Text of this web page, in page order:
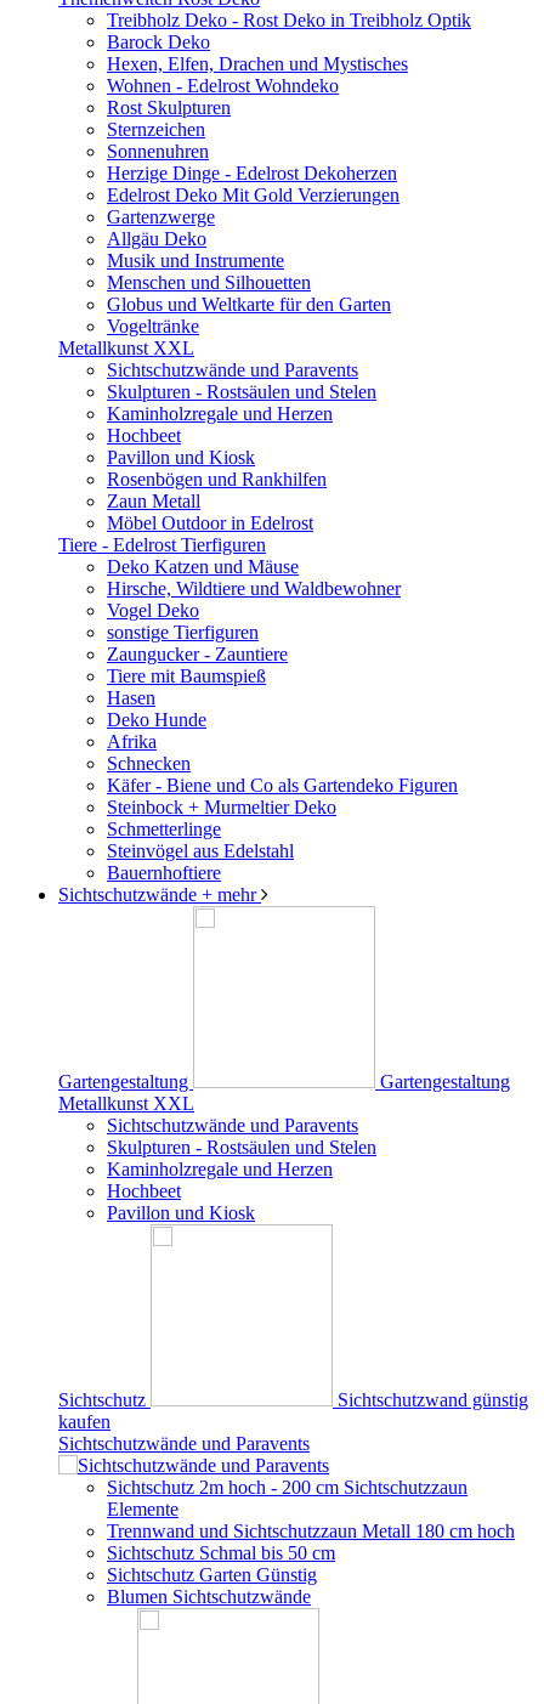
Treibholz Deko - Rost Deko in Treibholz Optik
Barock Deko
Hexen, Elfen, Drachen und Mystisches
Wohnen - Edelrost Wohndeko
Rost Skulpturen
Sternzeichen
Sonnenuhren
Herzige Dinge - Edelrost Dekoherzen
Edelrost Deko Mit Gold Verzierungen
Gartenzwerge
Allgäu Deko
Musik und Instrumente
Menschen und Silhouetten
Globus und Weltkarte für den Garten
Vogeltränke
Metallkunst XXL
Sichtschutzwände und Paravents
Skulpturen - Rostsäulen und Stelen
Kaminholzregale und Herzen
Hochbeet
Pavillon und Kiosk
Rosenbögen und Rankhilfen
Zaun Metall
Möbel Outdoor in Edelrost
Tiere - Edelrost Tierfiguren
Deko Katzen und Mäuse
Hirsche, Wildtiere und Waldbewohner
Vogel Deko
sonstige Tierfiguren
Zaungucker - Zauntiere
Tiere mit Baumspieß
Hasen
Deko Hunde
Afrika
Schnecken
Käfer - Biene und Co als Gartendeko Figuren
Steinbock + Murmeltier Deko
Schmetterlinge
Steinvögel aus Edelstahl
Bauernhoftiere
Sichtschutzwände + mehr
Gartengestaltung
Gartengestaltung
Metallkunst XXL
Sichtschutzwände und Paravents
Skulpturen - Rostsäulen und Stelen
Kaminholzregale und Herzen
Hochbeet
Pavillon und Kiosk
Sichtschutz
Sichtschutzwand günstig
kaufen
Sichtschutzwände und Paravents
Sichtschutz 2m hoch - 200 cm Sichtschutzzaun
Elemente
Trennwand und Sichtschutzzaun Metall 180 cm hoch
Sichtschutz Schmal bis 50 cm
Sichtschutz Garten Günstig
Blumen Sichtschutzwände